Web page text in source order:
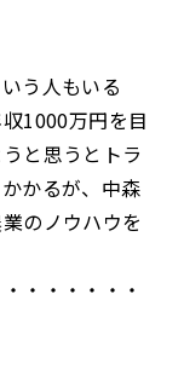
う人もいる
1000万円を目
と思うとトラ
かるが、中森
のノウハウを
・・・・・・